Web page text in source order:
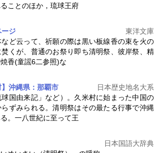
ことのほか，琉球王府
ジ
東洋文庫
ど云って、祈願の際は黒い板線香の束を火の
くが、普通のお祭り即ち清明祭 、彼岸祭、精
香(童謡6二参照)な
沖縄県：那覇市
日本歴史地名大系
国由来記」など）。久米村に始まった中国の
ずみられる。清明祭はその最たる行事で沖縄
。一八世紀に至って王
日本国語大辞典